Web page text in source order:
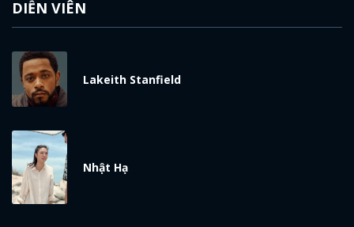
DIỄN VIÊN
Lakeith Stanfield
Nhật Hạ